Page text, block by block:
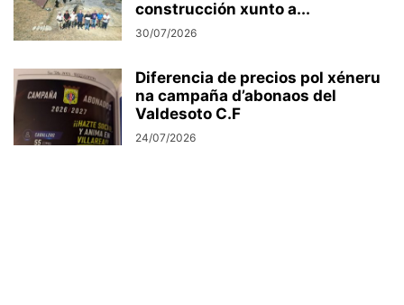
construcción xunto a...
30/07/2026
Diferencia de precios pol xéneru
na campaña d’abonaos del
Valdesoto C.F
24/07/2026